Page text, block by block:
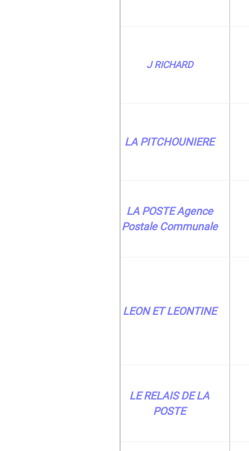
J RICHARD
LA PITCHOUNIERE
LA POSTE Agence
Postale Communale
LEON ET LEONTINE
LE RELAIS DE LA
POSTE